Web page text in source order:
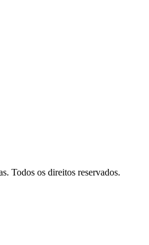
Todos os direitos reservados.